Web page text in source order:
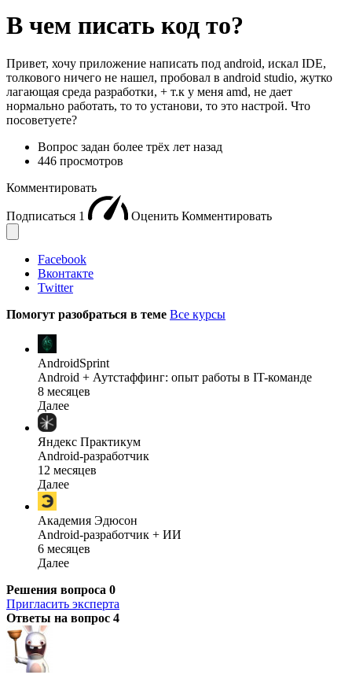
В чем писать код то?
Привет, хочу приложение написать под android, искал IDE,
толкового ничего не нашел, пробовал в android studio, жутко
лагающая среда разработки, + т.к у меня amd, не дает
нормально работать, то то установи, то это настрой. Что
посоветуете?
Вопрос задан более трёх лет назад
446 просмотров
Комментировать
Подписаться 1 Оценить Комментировать
Facebook
Вконтакте
Twitter
Помогут разобраться в теме Все курсы
AndroidSprint
Android + Аутстаффинг: опыт работы в IT-команде
8 месяцев
Далее
Яндекс Практикум
Android-разработчик
12 месяцев
Далее
Академия Эдюсон
Android-разработчик + ИИ
6 месяцев
Далее
Решения вопроса 0
Пригласить эксперта
Ответы на вопрос 4